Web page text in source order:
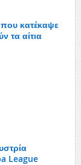
κατέκαψε
τα αίτια
League